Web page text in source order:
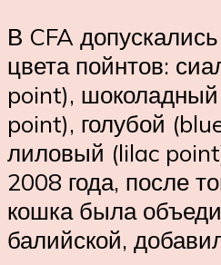
В CFA
цвета пойнтов:
point),
point), голубой
лиловый (lilac
2008 года, после
кошка была
балийской,